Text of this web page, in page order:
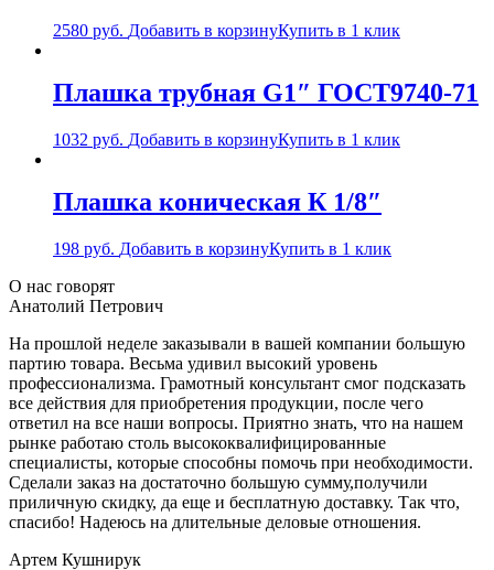
2580 руб. Добавить в корзинуКупить в 1 клик
Плашка трубная G1″ ГОСТ9740-71
1032 руб. Добавить в корзинуКупить в 1 клик
Плашка коническая К 1/8″
198 руб. Добавить в корзинуКупить в 1 клик
О нас говорят
Анатолий Петрович
На прошлой неделе заказывали в вашей компании большую
партию товара. Весьма удивил высокий уровень
профессионализма. Грамотный консультант смог подсказать
все действия для приобретения продукции, после чего
ответил на все наши вопросы. Приятно знать, что на нашем
рынке работаю столь высококвалифицированные
специалисты, которые способны помочь при необходимости.
Сделали заказ на достаточно большую сумму,получили
приличную скидку, да еще и бесплатную доставку. Так что,
спасибо! Надеюсь на длительные деловые отношения.
Артем Кушнирук